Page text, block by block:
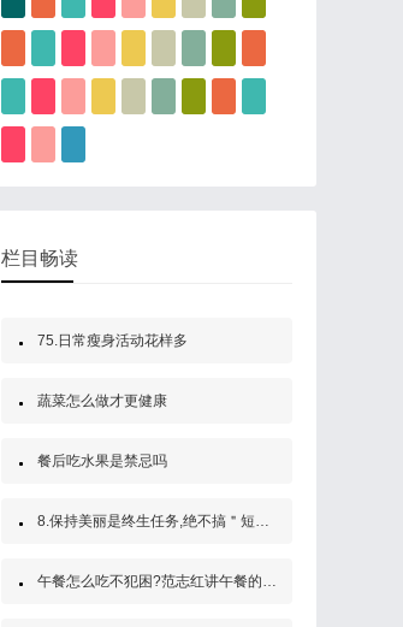
栏目畅读
75.日常瘦身活动花样多
蔬菜怎么做才更健康
餐后吃水果是禁忌吗
8.保持美丽是终生任务,绝不搞＂短期效应＂
午餐怎么吃不犯困?范志红讲午餐的重要